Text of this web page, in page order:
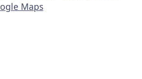
Maps